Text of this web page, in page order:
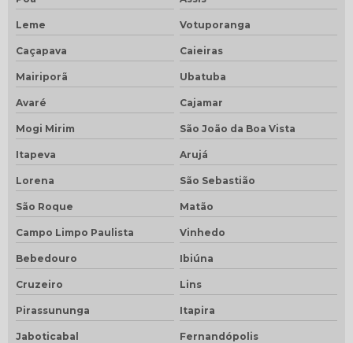
Leme Votuporanga
Caçapava Caieiras
Mairiporã Ubatuba
Avaré Cajamar
Mogi Mirim São João da Boa Vista
Itapeva Arujá
Lorena São Sebastião
São Roque Matão
Campo Limpo Paulista Vinhedo
Bebedouro Ibiúna
Cruzeiro Lins
Pirassununga Itapira
Jaboticabal Fernandópolis